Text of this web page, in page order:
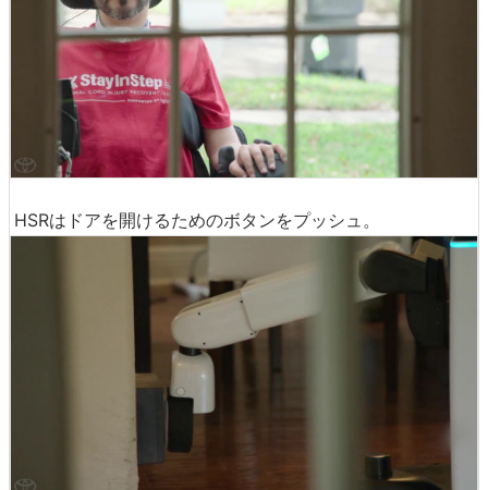
HSRはドアを開けるためのボタンをプッシュ。